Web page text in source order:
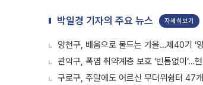
박일경 기자의 주요 뉴스 자세히보기
양천구, 배움으로 물드는 가을…제40기 ‘
관악구, 폭염 취약계층 보호 ‘빈틈없이’…
구로구, 주말에도 어르신 무더위쉼터 47